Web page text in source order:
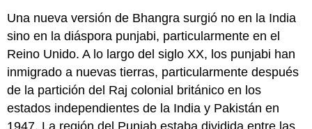
Una nueva versión de Bhangra surgió no en la India
sino en la diáspora punjabi, particularmente en el
Reino Unido. A lo largo del siglo XX, los punjabi han
inmigrado a nuevas tierras, particularmente después
de la partición del Raj colonial británico en los
estados independientes de la India y Pakistán en